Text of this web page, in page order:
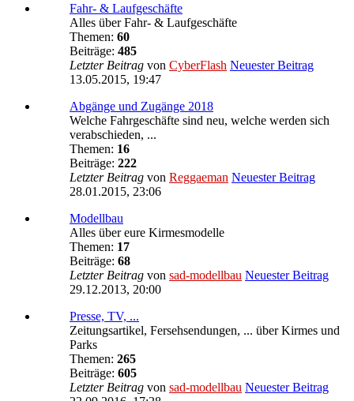
Fahr- & Laufgeschäfte
Alles über Fahr- & Laufgeschäfte
Themen: 60
Beiträge: 485
Letzter Beitrag von CyberFlash Neuester Beitrag
13.05.2015, 19:47
Abgänge und Zugänge 2018
Welche Fahrgeschäfte sind neu, welche werden sich
verabschieden, ...
Themen: 16
Beiträge: 222
Letzter Beitrag von Reggaeman Neuester Beitrag
28.01.2015, 23:06
Modellbau
Alles über eure Kirmesmodelle
Themen: 17
Beiträge: 68
Letzter Beitrag von sad-modellbau Neuester Beitrag
29.12.2013, 20:00
Presse, TV, ...
Zeitungsartikel, Fersehsendungen, ... über Kirmes und
Parks
Themen: 265
Beiträge: 605
Letzter Beitrag von sad-modellbau Neuester Beitrag